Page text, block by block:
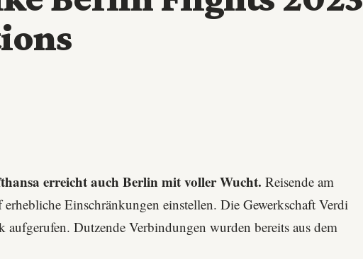
erreicht auch Berlin mit voller Wucht. Reisende am
Einschränkungen einstellen. Die Gewerkschaft Verdi
aufgerufen. Dutzende Verbindungen wurden bereits aus dem